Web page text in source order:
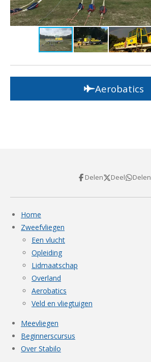
Aerobatics
Delen Deel Delen
Home
Zweefvliegen
Een vlucht
Opleiding
Lidmaatschap
Overland
Aerobatics
Veld en vliegtuigen
Meevliegen
Beginnerscursus
Over Stabilo